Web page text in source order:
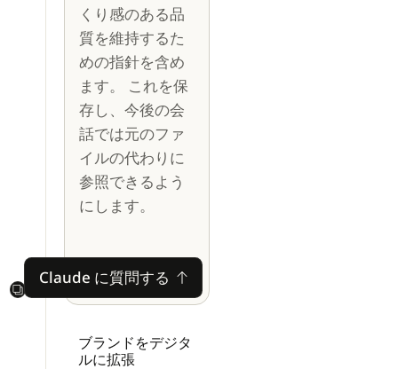
くり感のある品
質を維持するた
めの指針を含め
ます。 これを保
存し、今後の会
話では元のファ
イルの代わりに
参照できるよう
にします。
Next
Claude に質問する
Claude に質問する
ブランドをデジタ
ルに拡張